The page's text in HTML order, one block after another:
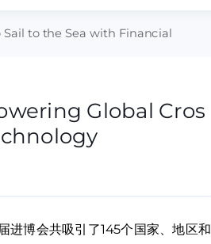
to the Sea with Financial
Global Cros
进博会共吸引了145个国家、地区和